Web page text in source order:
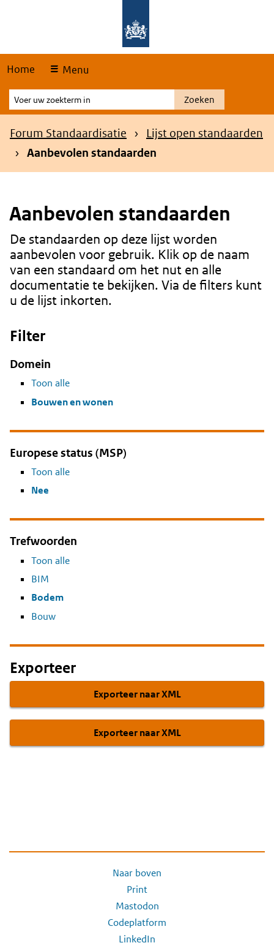
Home Menu
Voer
uw
zoekterm
Zoeken
Kruimelpad
Forum Standaardisatie
Lijst open standaarden
Aanbevolen standaarden
Aanbevolen standaarden
Content
De standaarden op deze lijst worden
aanbevolen voor gebruik. Klik op de naam
van een standaard om het nut en alle
documentatie te bekijken. Via de filters kunt
u de lijst inkorten.
Filter
Domein
Toon alle
Bouwen en wonen
Europese status (MSP)
Toon alle
Nee
Trefwoorden
Toon alle
BIM
Bodem
Bouw
Exporteer
Exporteer naar XML
Exporteer naar XML
Naar boven
Print
Mastodon
Codeplatform
LinkedIn